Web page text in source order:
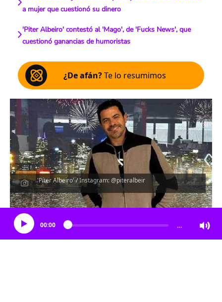
a mujer que cuestionó su dinero
'Piter Albeiro' contestó al 'Mago', de 'Fucks News', que
cuestionó ganancias de humoristas
¿De afán?Te lo resumimos
'Píter Albeiro' / Instagram: @piteralbeir
Escucha el artículo
00:00 …